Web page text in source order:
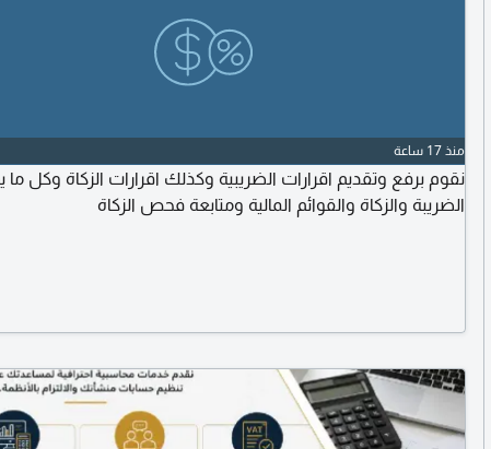
منذ 17 ساعة
نقوم برفع وتقديم اقرارات الضريبية وكذلك اقرارات الزكاة وكل
الضريبة والزكاة والقوائم المالية ومتابعة فحص الزكاة